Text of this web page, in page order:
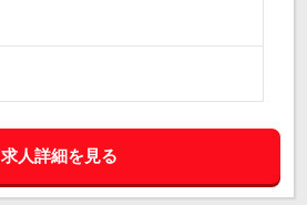
求人詳細を見る